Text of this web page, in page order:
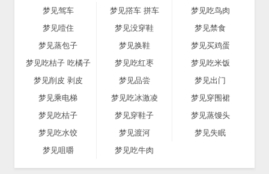
梦见驾车
梦见撘车 拼车
梦见吃鸟肉
梦见噎住
梦见没穿鞋
梦见禁食
梦见蒸包子
梦见换鞋
梦见买鸡蛋
梦见吃桔子 吃橘子
梦见吃红枣
梦见吃米饭
梦见削皮 剥皮
梦见品尝
梦见出门
梦见乘电梯
梦见吃冰激凌
梦见穿围裙
梦见吃桔子
梦见穿鞋子
梦见蒸馒头
梦见吃水饺
梦见渡河
梦见失眠
梦见咀嚼
梦见吃牛肉